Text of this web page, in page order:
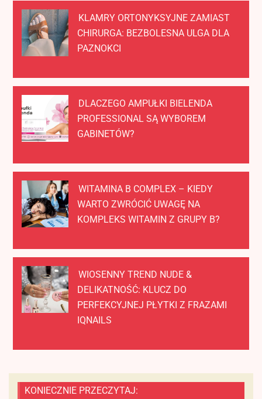
KLAMRY ORTONYKSYJNE ZAMIAST
CHIRURGA: BEZBOLESNA ULGA DLA
PAZNOKCI
DLACZEGO AMPUŁKI BIELENDA
PROFESSIONAL SĄ WYBOREM
GABINETÓW?
WITAMINA B COMPLEX – KIEDY
WARTO ZWRÓCIĆ UWAGĘ NA
KOMPLEKS WITAMIN Z GRUPY B?
WIOSENNY TREND NUDE &
DELIKATNOŚĆ: KLUCZ DO
PERFEKCYJNEJ PŁYTKI Z FRAZAMI
IQNAILS
KONIECZNIE PRZECZYTAJ: